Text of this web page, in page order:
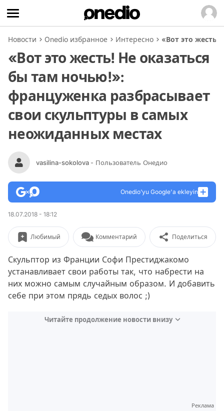
Новости Onedio избранное Интересно «Вот это
«Вот это жесть! Не оказаться
бы там ночью!»:
француженка разбрасывает
свои скульптуры в самых
неожиданных местах
vasilina-sokolova - Пользователь Онедио
Onedio’yu Google'a ekleyin
18.07.2018 - 18:12
Любимый Комментарий Поделиться
Скульптор из Франции Софи Престиджакомо
устанавливает свои работы так, что набрести на
них можно самым случайным образом. И добавить
себе при этом прядь седых волос ;)
Читайте продолжение новости внизу
Реклама